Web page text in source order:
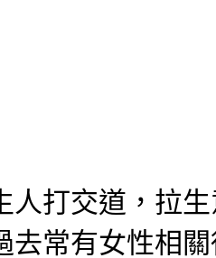
人打交道，拉
去常有女性相